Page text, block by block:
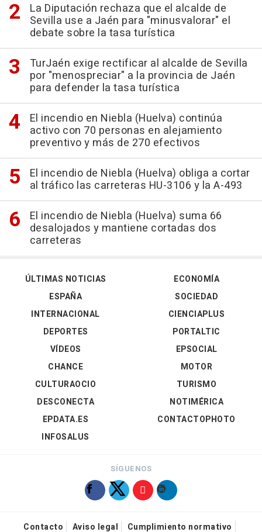
La Diputación rechaza que el alcalde de
Sevilla use a Jaén para "minusvalorar" el
debate sobre la tasa turística
TurJaén exige rectificar al alcalde de Sevilla
por "menospreciar" a la provincia de Jaén
para defender la tasa turística
El incendio en Niebla (Huelva) continúa
activo con 70 personas en alejamiento
preventivo y más de 270 efectivos
El incendio de Niebla (Huelva) obliga a cortar
al tráfico las carreteras HU-3106 y la A-493
El incendio de Niebla (Huelva) suma 66
desalojados y mantiene cortadas dos
carreteras
ÚLTIMAS NOTICIAS
ESPAÑA
INTERNACIONAL
DEPORTES
VÍDEOS
ECONOMÍA
SOCIEDAD
CIENCIAPLUS
PORTALTIC
EPSOCIAL
CHANCE
CULTURAOCIO
DESCONECTA
EPDATA.ES
INFOSALUS
MOTOR
TURISMO
NOTIMÉRICA
CONTACTOPHOTO
SÍGUENOS
Contacto Aviso legal Cumplimiento normativo